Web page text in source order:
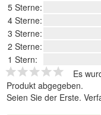
5 Sterne:
4 Sterne:
3 Sterne:
2 Sterne:
1 Stern:
Es
Produkt abgegeben.
Seien Sie der Erste.